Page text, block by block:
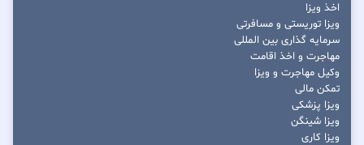
اخذ ویزا
ویزا توریستی و مسافرتی
سرمایه گذاری بین المللی
مهاجرت و اخذ اقامت
وکیل مهاجرت و ویزا
تمکن مالی
ویزا پزشکی
ویزا شینگن
ویزا کاری